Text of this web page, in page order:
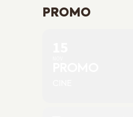
PROMO